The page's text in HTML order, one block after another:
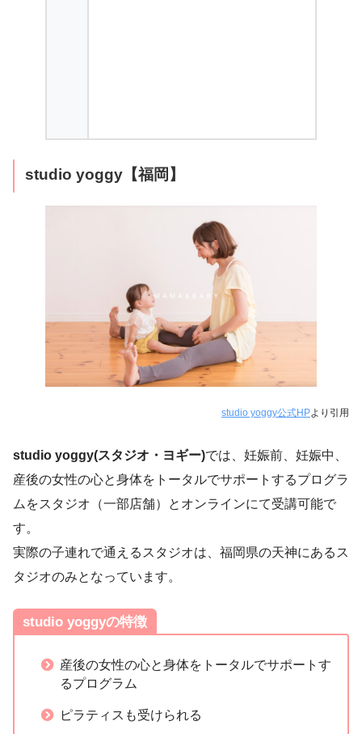
studio yoggy【福岡】
studio yoggy公式HPより引用
studio yoggy(スタジオ・ヨギー)では、妊娠前、妊娠中、
産後の女性の心と身体をトータルでサポートするプログラ
ムをスタジオ（一部店舗）とオンラインにて受講可能で
す。
実際の子連れで通えるスタジオは、福岡県の天神にあるス
タジオのみとなっています。
studio yoggyの特徴
産後の女性の心と身体をトータルでサポートす
るプログラム
ピラティスも受けられる